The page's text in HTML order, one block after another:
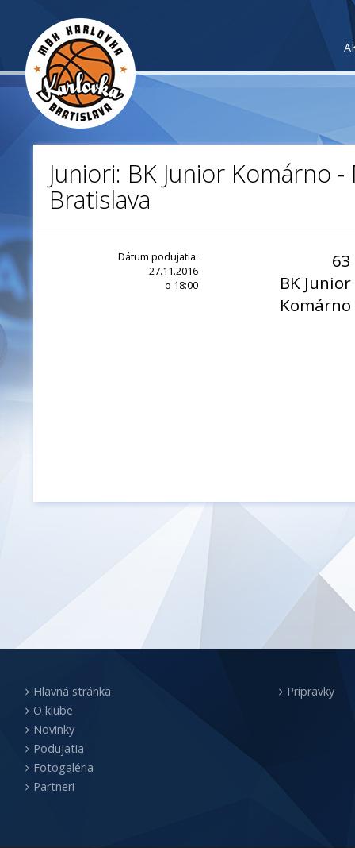
Juniori: BK Junior Komárno
Bratislava
Dátum podujatia:
27.11.2016
o 18:00
63
BK Junior
Komárno
Hlavná stránka
O klube
Novinky
Podujatia
Fotogaléria
Partneri
Prípravky